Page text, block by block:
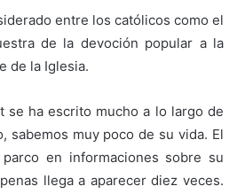
entre los católicos como el
de la devoción popular a la
de la Iglesia.
se ha escrito mucho a lo largo de
sabemos muy poco de su vida. El
en informaciones sobre su
llega a aparecer diez veces.